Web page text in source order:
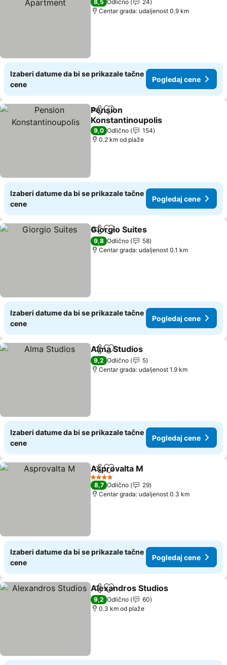
8,5 Odlično
24
Centar grada: udaljenost 0.9 km
Izaberi datume da bi se prikazale tačne
cene
Pogledaj cene
Deli Dodati u favorite
Pension
Konstantinoupolis
9,0 Odlično
154
0.2 km od plaže
Izaberi datume da bi se prikazale tačne
cene
Pogledaj cene
Deli Dodati u favorite
Giorgio Suites
9,8 Odlično
58
Centar grada: udaljenost 0.1 km
Izaberi datume da bi se prikazale tačne
cene
Pogledaj cene
Deli Dodati u favorite
Alma Studios
9,2 Odlično
5
Centar grada: udaljenost 1.9 km
Izaberi datume da bi se prikazale tačne
cene
Pogledaj cene
Deli Dodati u favorite
Asprovalta M
4 Zvezdice
8,7 Odlično
29
Centar grada: udaljenost 0.3 km
Izaberi datume da bi se prikazale tačne
cene
Pogledaj cene
Deli Dodati u favorite
Alexandros Studios
9,2 Odlično
60
0.3 km od plaže